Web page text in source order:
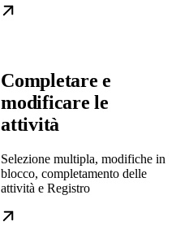
Completare e
modificare le
attività
Selezione multipla, modifiche in
blocco, completamento delle
attività e Registro